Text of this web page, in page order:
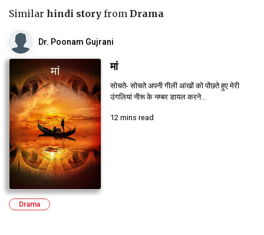
Similar hindi story from Drama
Dr. Poonam Gujrani
मां
सोचते- सोचते अपनी गीली आंखों को पोंछते हुए मेरी
उंगलियां नीरू के नम्बर डायल करने...
12 mins read
Drama